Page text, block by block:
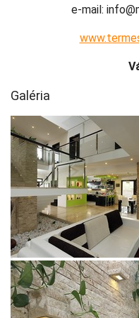
e-mail:
Galéria